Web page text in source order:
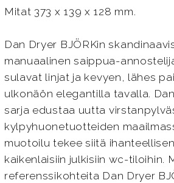
Mitat 373 x 139 x 128 mm.
Dan Dryer BJÖRKin
manuaalinen saippua-
sulavat linjat ja kevyen, lähes
ulkonäön elegantilla tavalla.
sarja edustaa uutta
kylpyhuonetuotteiden
muotoilu tekee siitä
kaikenlaisiin julkisiin wc-tiloihin.
referenssikohteita Dan Dryer